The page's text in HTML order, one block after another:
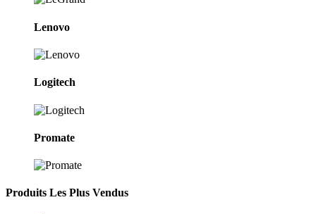
Lenovo
Logitech
Promate
Produits Les Plus Vendus